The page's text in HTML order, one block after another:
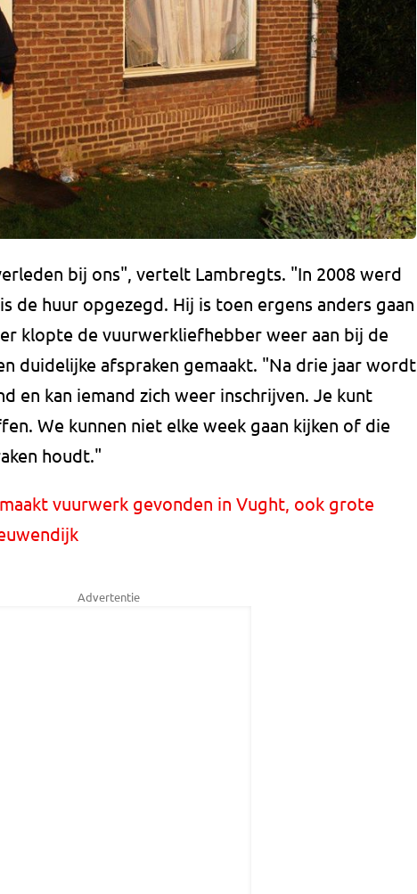
bij ons", vertelt Lambregts. "In 2008 werd
de huur opgezegd. Hij is toen ergens anders gaan
klopte de vuurwerkliefhebber weer aan bij de
duidelijke afspraken gemaakt. "Na drie jaar wordt
en kan iemand zich weer inschrijven. Je kunt
We kunnen niet elke week gaan kijken of die
houdt."
vuurwerk gevonden in Vught, ook grote
Advertentie